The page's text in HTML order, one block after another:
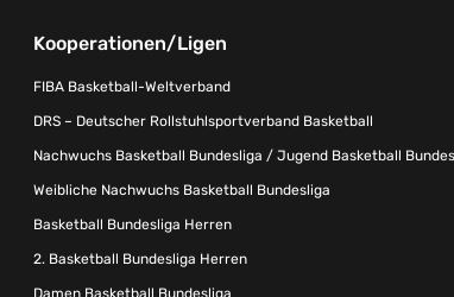
Kooperationen/Ligen
FIBA Basketball-Weltverband
DRS – Deutscher Rollstuhlsportverband Basketball
Nachwuchs Basketball Bundesliga / Jugend Basketball
Weibliche Nachwuchs Basketball Bundesliga
Basketball Bundesliga Herren
2. Basketball Bundesliga Herren
Damen Basketball Bundesliga